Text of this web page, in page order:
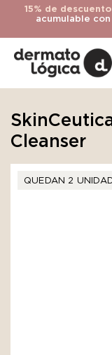
15% de descuento
acumulable
Cleanser
QUEDAN 2